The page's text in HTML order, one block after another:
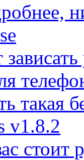
такая
v1.8.2
стоит